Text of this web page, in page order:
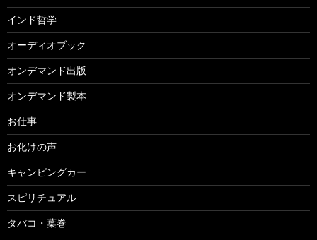
インド哲学
オーディオブック
オンデマンド出版
オンデマンド製本
お仕事
お化けの声
キャンピングカー
スピリチュアル
タバコ・葉巻